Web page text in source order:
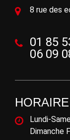
8 rue des
01 85
06 09
Lundi-
Dimanche